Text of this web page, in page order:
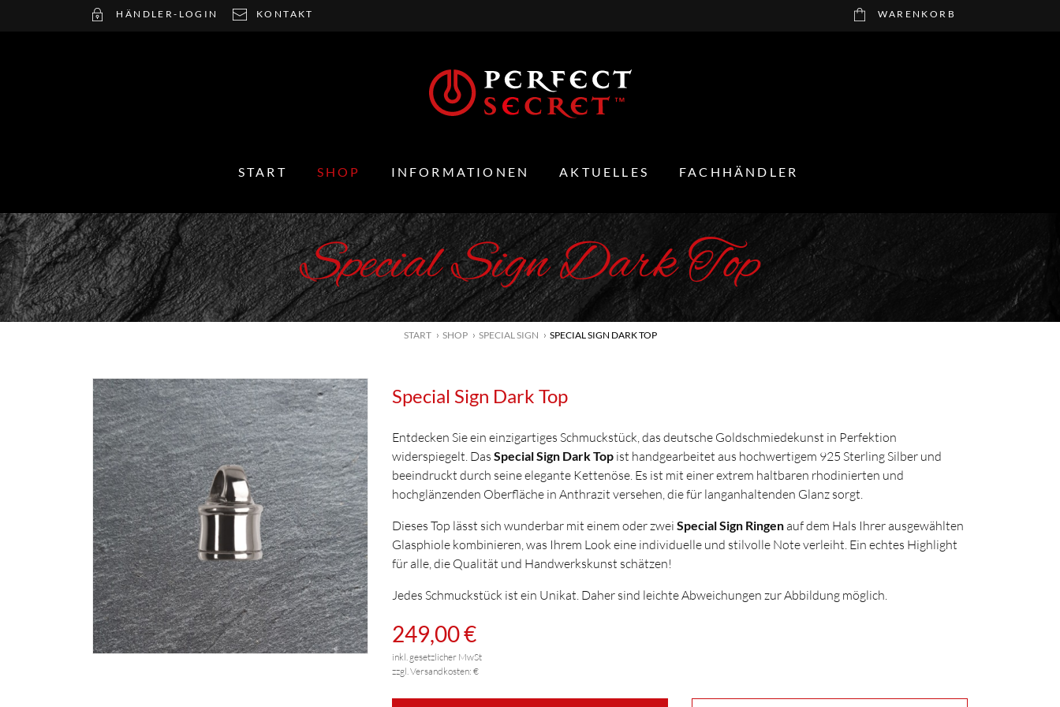
HÄNDLER-LOGIN KONTAKT WARENKORB
START SHOP INFORMATIONEN AKTUELLES FACHHÄNDLER
Special Sign Dark Top
START SHOP SPECIAL SIGN SPECIAL SIGN DARK TOP
Special Sign Dark Top
Entdecken Sie ein einzigartiges Schmuckstück, das deutsche Goldschmiedekunst in Perfektion
widerspiegelt. Das Special Sign Dark Top ist handgearbeitet aus hochwertigem 925 Sterling Silber und
beeindruckt durch seine elegante Kettenöse. Es ist mit einer extrem haltbaren rhodinierten und
hochglänzenden Oberfläche in Anthrazit versehen, die für langanhaltenden Glanz sorgt.
Dieses Top lässt sich wunderbar mit einem oder zwei Special Sign Ringenauf dem Hals Ihrer ausgewählten
Glasphiole kombinieren, was Ihrem Look eine individuelle und stilvolle Note verleiht. Ein echtes Highlight
für alle, die Qualität und Handwerkskunst schätzen!
Jedes Schmuckstück ist ein Unikat. Daher sind leichte Abweichungen zur Abbildung möglich.
249,00 €
inkl. gesetzlicher MwSt
zzgl. Versandkosten: €